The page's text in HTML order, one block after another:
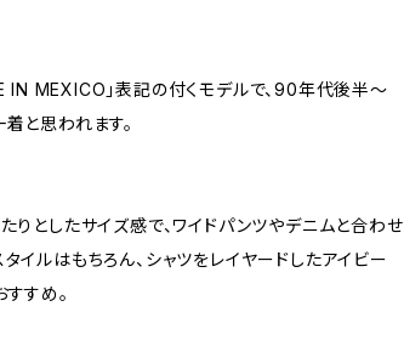
IN MEXICO」表記の付くモデルで、90年代後半〜
と思われます。
りとしたサイズ感で、ワイドパンツやデニムと合わせ
タイルはもちろん、シャツをレイヤードしたアイビー
すめ。